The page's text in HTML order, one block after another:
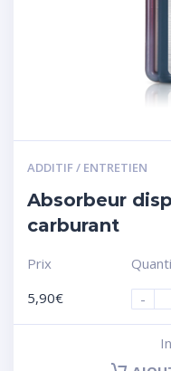
ADDITIF / ENTRETIEN
Absorbeur
carburant
Prix
5,90€
-